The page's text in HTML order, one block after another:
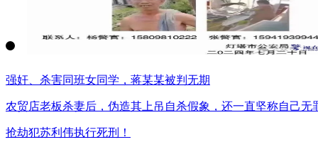
强奸、杀害同班女同学，蒋某某被判无期
农贸店老板杀妻后，伪造其上吊自杀假象，还一直坚称自己
抢劫犯苏利伟执行死刑！